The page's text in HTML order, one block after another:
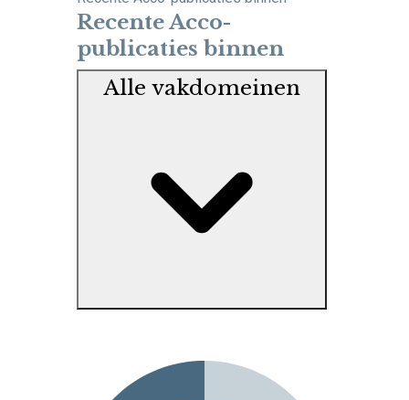
Recente Acco-
publicaties binnen
Alle vakdomeinen